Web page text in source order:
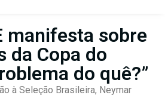
manifesta sobre
da Copa do
do quê?”
à Seleção Brasileira, Neymar